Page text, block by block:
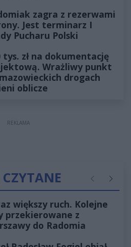
zagra z rezerwami
Jest terminarz I
Pucharu Polski
tys. zł na dokumentację
Wrażliwy punkt
drogach
oblicze
REKLAMA
CZYTANE Poprzednie
większy ruch. Kolejne
przekierowane z
do Radomia